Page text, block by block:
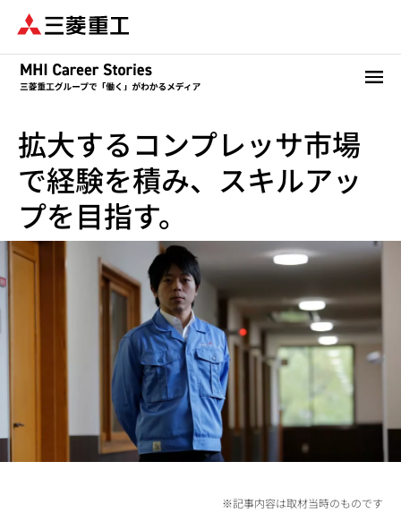
ン
拡大するコンプレッサ市場
で経験を積み、スキルアッ
プを目指す。
※記事内容は取材当時のものです